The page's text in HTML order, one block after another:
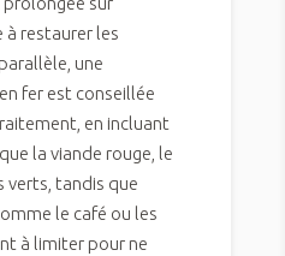
à restaurer les
une
fer est conseillée
en incluant
la viande rouge, le
verts, tandis que
le café ou les
à limiter pour ne